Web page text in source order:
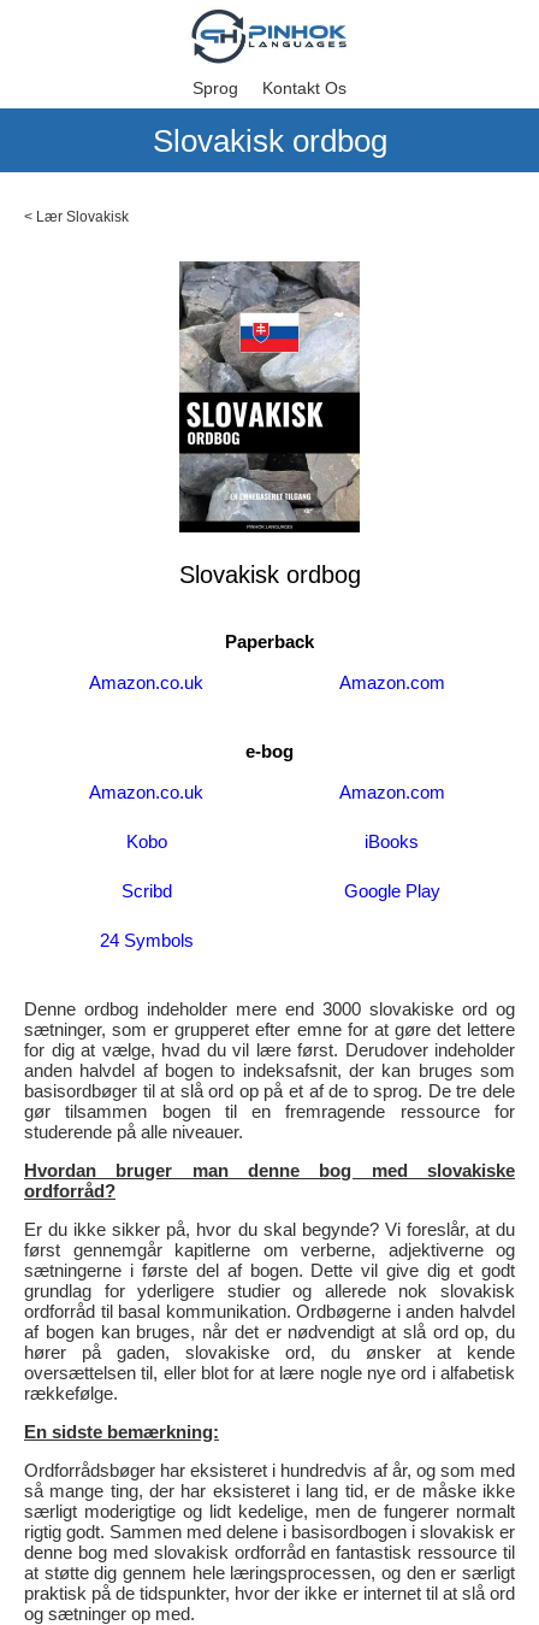
Sprog Kontakt Os
Slovakisk ordbog
< Lær Slovakisk
Slovakisk ordbog
Paperback
Amazon.co.uk
Amazon.com
e-bog
Amazon.co.uk
Amazon.com
Kobo iBooks
Scribd Google Play
24 Symbols
Denne ordbog indeholder mere end 3000 slovakiske ord og
sætninger, som er grupperet efter emne for at gøre det lettere
for dig at vælge, hvad du vil lære først. Derudover indeholder
anden halvdel af bogen to indeksafsnit, der kan bruges som
basisordbøger til at slå ord op på et af de to sprog. De tre dele
gør tilsammen bogen til en fremragende ressource for
studerende på alle niveauer.
Hvordan bruger man denne bog med slovakiske
ordforråd?
Er du ikke sikker på, hvor du skal begynde? Vi foreslår, at du
først gennemgår kapitlerne om verberne, adjektiverne og
sætningerne i første del af bogen. Dette vil give dig et godt
grundlag for yderligere studier og allerede nok slovakisk
ordforråd til basal kommunikation. Ordbøgerne i anden halvdel
af bogen kan bruges, når det er nødvendigt at slå ord op, du
hører på gaden, slovakiske ord, du ønsker at kende
oversættelsen til, eller blot for at lære nogle nye ord i alfabetisk
rækkefølge.
En sidste bemærkning:
Ordforrådsbøger har eksisteret i hundredvis af år, og som med
så mange ting, der har eksisteret i lang tid, er de måske ikke
særligt moderigtige og lidt kedelige, men de fungerer normalt
rigtig godt. Sammen med delene i basisordbogen i slovakisk er
denne bog med slovakisk ordforråd en fantastisk ressource til
at støtte dig gennem hele læringsprocessen, og den er særligt
praktisk på de tidspunkter, hvor der ikke er internet til at slå ord
og sætninger op med.